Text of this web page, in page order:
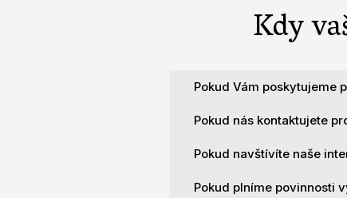
Kdy
Pokud Vám poskytujeme
identifikační a
Pokud nás kontaktujete
budeme zpracovávat
Pokud navštívíte naše
Pokud plníme povinnosti